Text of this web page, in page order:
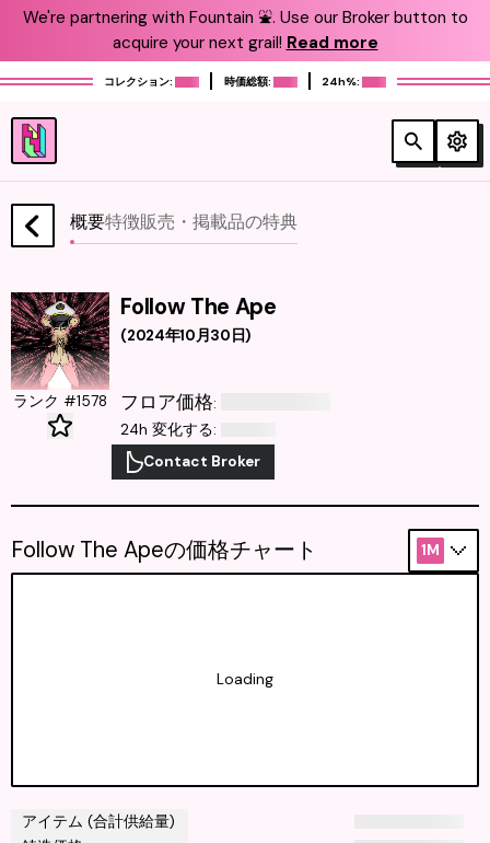
We're partnering with Fountain ⛲️. Use our Broker button to
acquire your next grail! Read more
コレクション: 時価総額: 24h%:
概要特徴販売・掲載品の特典
Follow The Ape
(2024年10月30日)
ランク #1578 フロア価格:
24h 変化する:
Contact Broker
アイテム (合計供給量)
Follow The Apeの価格チャート 1M
Loading